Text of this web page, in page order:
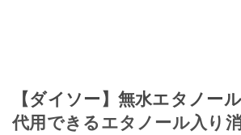
【ダイソー】無水エタノー
代用できるエタノール入り